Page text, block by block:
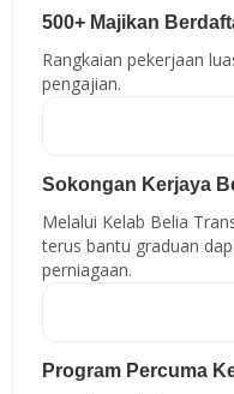
500+ Majikan
Rangkaian pekerjaan
pengajian.
Sokongan Kerjaya
Melalui Kelab Belia
terus bantu graduan
perniagaan.
Program Percuma